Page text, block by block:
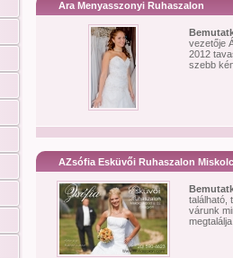
Ara Menyasszonyi Ruhaszalon
vezetője
2012
szebb
AZsófia Esküvői Ruhaszalon Miskolc
található,
várunk